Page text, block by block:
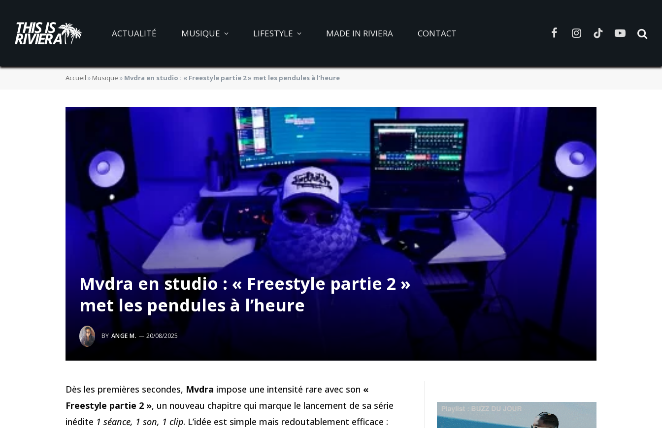
ACTUALITÉ MUSIQUE LIFESTYLE MADE IN RIVIERA CONTACT FacebookInstagramTikTokYouTube
Accueil » Musique » Mvdra en studio : « Freestyle partie 2 » met les pendules à l’heure
Mvdra en studio : « Freestyle partie 2 »
met les pendules à l’heure
BY ANGE M. 20/08/2025
Dès les premières secondes, Mvdra impose une intensité rare avec son «
Freestyle partie 2 », un nouveau chapitre qui marque le lancement de sa série
inédite 1 séance, 1 son, 1 clip. L’idée est simple mais redoutablement efficace :